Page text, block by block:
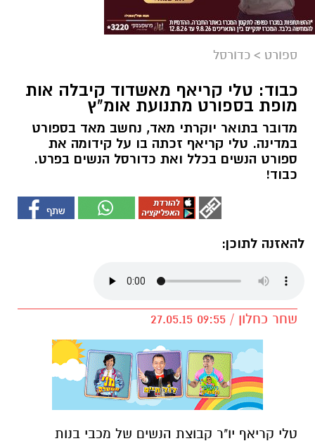
ספורט > כדורסל
כבוד: טלי קריאף מאשדוד קיבלה אות
מופת בספורט מתנועת אומ"ץ
מדובר בתואר יוקרתי מאד, נחשב מאד בספורט
במדינה. טלי קריאף זכתה בו על קידומה את
ספורט הנשים בכלל ואת כדורסל הנשים בפרט.
כבוד!
להאזנה לתוכן:
שחר כחלון / 09:55 27.05.15
טלי קריאף יו"ר קבוצת הנשים של מכבי בנות